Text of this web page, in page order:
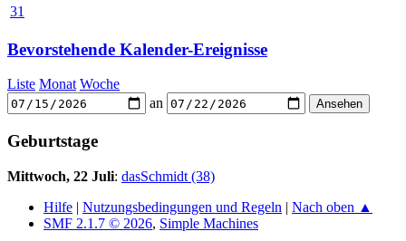
31
Bevorstehende Kalender-Ereignisse
Liste Monat Woche
an
Geburtstage
Mittwoch, 22 Juli: dasSchmidt (38)
Hilfe | Nutzungsbedingungen und Regeln | Nach oben ▲
SMF 2.1.7 © 2026, Simple Machines